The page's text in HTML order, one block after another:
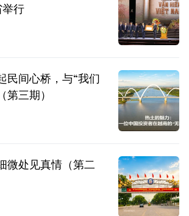
行
民间心桥，与“我们
第三期）
微处见真情（第二